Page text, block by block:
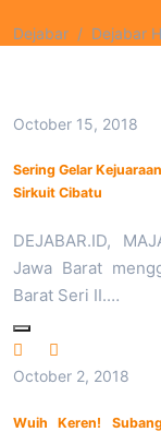
Dejabar Dejabar
October 15, 2018
Sering Gelar
Sirkuit Cibatu
DEJABAR.ID,
Jawa Barat
Barat Seri II.…
October 2, 2018
Wuih Keren!